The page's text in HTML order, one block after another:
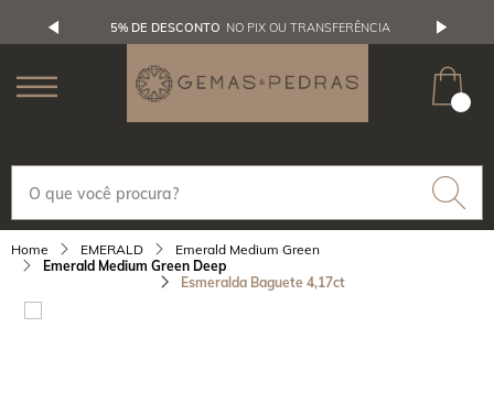
5% DE DESCONTO NO PIX OU TRANSFERÊNCIA
EMERALD
Emerald Medium Green
Emerald Medium Green Deep
Esmeralda Baguete 4,17ct